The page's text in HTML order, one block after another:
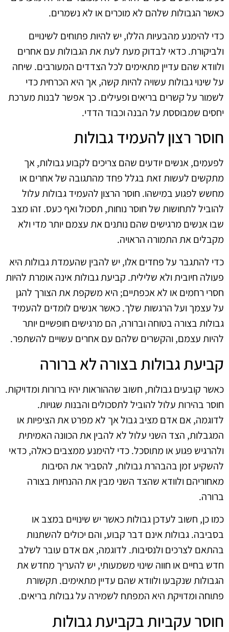
כאשר הגבולות שלהם לא מוכרים או לא נשמרים.
כדי להימנע מהבעיות הללו, יש להיות פתוחים לשינויים
ולביקורת. כדאי לבדוק מעת לעת את הגבולות עם אחרים
ולוודא שהם עדיין מתאימים לכל הצדדים המעורבים. שיחה
על שינוי גבולות עשויה להיות קשה, אך היא הכרחית כדי
לשמור על קשרים בריאים ופעילים. כך אפשר לבנות מערכת
יחסים שמבוססת על הבנה וכבוד הדדי.
חוסר רצון להעמיד גבולות
לפעמים, אנשים יודעים שהם צריכים לקבוע גבולות, אך
מתקשים לעשות זאת בגלל פחד מהתגובה של אחרים או
מחשש לפגוע במישהו. חוסר הרצון להעמיד גבולות עלול
להוביל לתחושות של חוסר נוחות, תסכול ואף כעס. זהו מצב
שבו אנשים מרגישים שהם נותנים את עצמם יותר מדי ולא
מקבלים את התמורה הראויה.
כדי להתגבר על פחדים אלו, יש להבין שהעמדת גבולות היא
פעולה חיובית ולא שלילית. קביעת גבולות אינה אומרת להיות
חסרי רחמים או לא אכפתיים; היא משקפת את הצורך להגן
על עצמך ועל הרגשות שלך. כאשר אנשים לומדים להעמיד
גבולות בצורה בטוחה וברורה, הם מרגישים חופשיים יותר
להיות עצמם, והקשרים שלהם עם אחרים עשויים להשתפר.
קביעת גבולות בצורה לא ברורה
כאשר קובעים גבולות, חשוב שההוראות יהיו ברורות ומדויקות.
חוסר בהירות עלול להוביל לתסכולים והבנות שגויות.
לדוגמה, אם אדם מציב גבול אך לא מפרט את הציפיות או
המגבלות, הצד השני עלול לא להבין את הכוונה האמיתית
ולהרגיש פגוע או מתוסכל. כדי להימנע ממצבים כאלה, כדאי
להשקיע זמן בהבהרת גבולות, להסביר את הסיבות
מאחוריהם ולוודא שהצד השני מבין את ההנחיות בצורה
ברורה.
כמו כן, חשוב לעדכן גבולות כאשר יש שינויים במצב או
בסביבה. גבולות אינם דבר קבוע, והם יכולים להשתנות
בהתאם לצרכים ולנסיבות. לדוגמה, אם אדם עובר לשלב
חדש בחיים או חווה שינוי משמעותי, יש להעריך מחדש את
הגבולות שנקבעו ולוודא שהם עדיין מתאימים. תקשורת
פתוחה ומדויקת היא המפתח לשמירה על גבולות בריאים.
חוסר עקביות בקביעת גבולות